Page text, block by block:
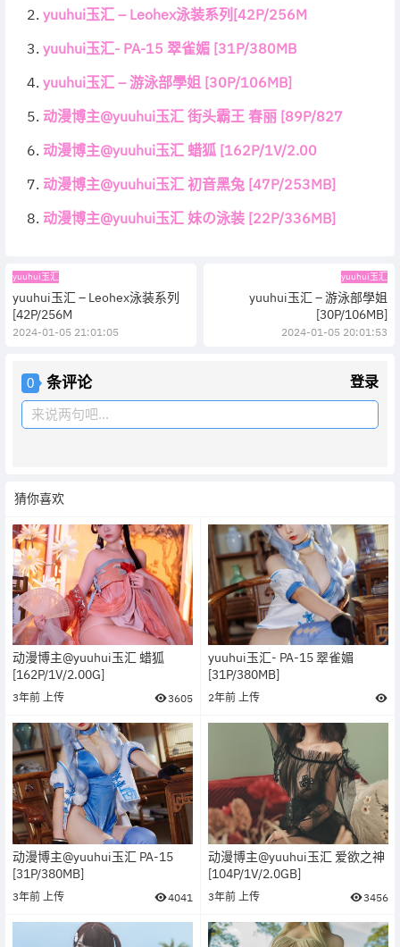
yuuhui玉汇 – Leohex泳装系列[42P/256M
yuuhui玉汇- PA-15 翠雀媚 [31P/380MB
yuuhui玉汇 – 游泳部學姐 [30P/106MB]
动漫博主@yuuhui玉汇 街头霸王 春丽 [89P/827
动漫博主@yuuhui玉汇 蜡狐 [162P/1V/2.00
动漫博主@yuuhui玉汇 初音黑兔 [47P/253MB]
动漫博主@yuuhui玉汇 妹の泳装 [22P/336MB]
yuuhui玉汇
yuuhui玉汇 – Leohex泳装系列
[42P/256M
2024-01-05 21:01:05
yuuhui玉汇
yuuhui玉汇 – 游泳部學姐
[30P/106MB]
2024-01-05 20:01:53
0 条评论 登录
来说两句吧...
猜你喜欢
动漫博主@yuuhui玉汇 蜡狐
[162P/1V/2.00G]
3年前 上传 3605
yuuhui玉汇- PA-15 翠雀媚
[31P/380MB]
2年前 上传
动漫博主@yuuhui玉汇 PA-15
[31P/380MB]
3年前 上传 4041
动漫博主@yuuhui玉汇 爱欲之神
[104P/1V/2.0GB]
3年前 上传 3456